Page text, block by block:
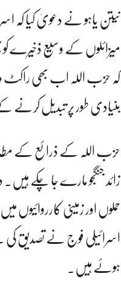
نیتن یاہو نے دعویٰ کیا کہ
میزائلوں کے وسیع ذخیرے
کہ حزب اللہ اب بھی راکٹ
بنیادی طور پر تبدیل
حزب اللہ کے ذرائع کے
زائد جنگجو مارے جا چکے
حملوں اور زمینی
اسرائیلی فوج نے تصدیق
ہوئے ہیں۔